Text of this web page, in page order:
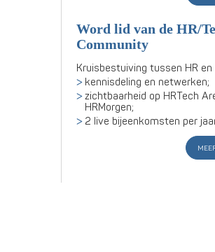
Word lid van de HR/
Community
Kruisbestuiving tussen HR en
kennisdeling en netwerken;
zichtbaarheid op HRTech
HRMorgen;
2 live bijeenkomsten per